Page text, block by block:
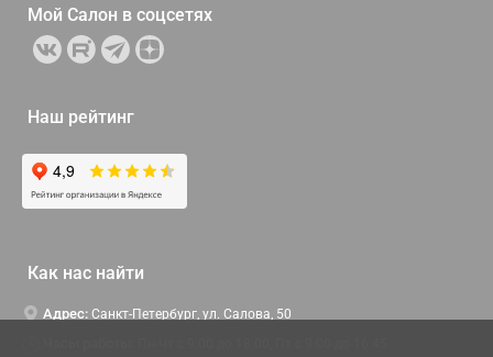
Мой Салон в соцсетях
Наш рейтинг
Как нас найти
Адрес: Санкт-Петербург, ул. Салова, 50